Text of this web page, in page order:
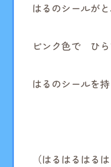
はるのシールが
ピンク色で ひら
はるのシールを
（はるはるはるは